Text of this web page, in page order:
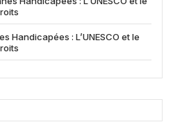
Handicapées : L’UNESCO et le